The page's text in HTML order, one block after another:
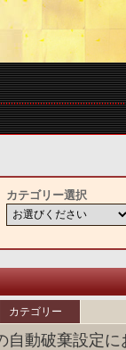
カテゴリー選択
カテゴリー
自動破棄設定